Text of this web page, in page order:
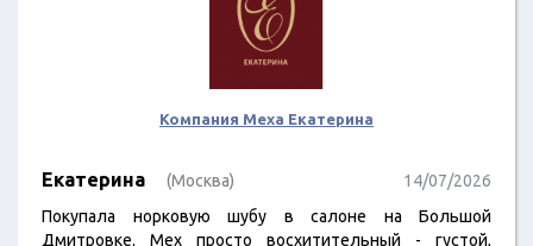
Компания Меха Екатерина
Екатерина (Москва)
14/07/2026
Покупала норковую шубу в салоне на Большой
Дмитровке. Мех просто восхитительный - густой,